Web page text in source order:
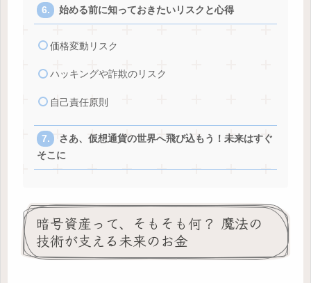
始める前に知っておきたいリスクと心得
価格変動リスク
ハッキングや詐欺のリスク
自己責任原則
さあ、仮想通貨の世界へ飛び込もう！未来はすぐ
そこに
暗号資産って、そもそも何？ 魔法の
技術が支える未来のお金